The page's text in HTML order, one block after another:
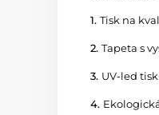
1. Tisk na
2. Tapeta s
3. UV-led
4.